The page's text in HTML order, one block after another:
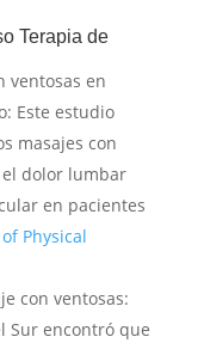
Terapia de
ventosas en
Este estudio
masajes con
dolor lumbar
en pacientes
Physical
con ventosas:
Sur encontró que